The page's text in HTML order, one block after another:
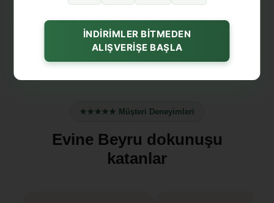
5000₺üzeri%30
★★★★★ Müşteri Deneyimleri
Evine Beyru dokunuşu
katanlar
İNDİRİMLER BİTMEDEN
ALIŞVERİŞE BAŞLA